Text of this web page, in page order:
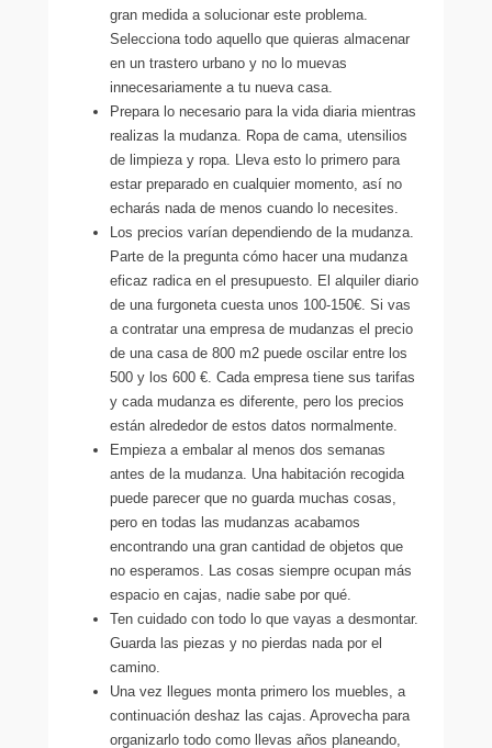
gran medida a solucionar este problema.
Selecciona todo aquello que quieras almacenar
en un trastero urbano y no lo muevas
innecesariamente a tu nueva casa.
Prepara lo necesario para la vida diaria mientras
realizas la mudanza. Ropa de cama, utensilios
de limpieza y ropa. Lleva esto lo primero para
estar preparado en cualquier momento, así no
echarás nada de menos cuando lo necesites.
Los precios varían dependiendo de la mudanza.
Parte de la pregunta cómo hacer una mudanza
eficaz radica en el presupuesto. El alquiler diario
de una furgoneta cuesta unos 100-150€. Si vas
a contratar una empresa de mudanzas el precio
de una casa de 800 m2 puede oscilar entre los
500 y los 600 €. Cada empresa tiene sus tarifas
y cada mudanza es diferente, pero los precios
están alrededor de estos datos normalmente.
Empieza a embalar al menos dos semanas
antes de la mudanza. Una habitación recogida
puede parecer que no guarda muchas cosas,
pero en todas las mudanzas acabamos
encontrando una gran cantidad de objetos que
no esperamos. Las cosas siempre ocupan más
espacio en cajas, nadie sabe por qué.
Ten cuidado con todo lo que vayas a desmontar.
Guarda las piezas y no pierdas nada por el
camino.
Una vez llegues monta primero los muebles, a
continuación deshaz las cajas. Aprovecha para
organizarlo todo como llevas años planeando,